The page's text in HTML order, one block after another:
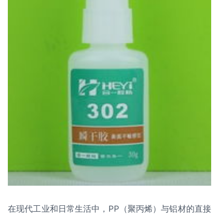
在现代工业和日常生活中，PP（聚丙烯）与铝材的直接